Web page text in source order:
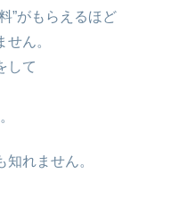
”がもらえるほど
ん。
して
れません。